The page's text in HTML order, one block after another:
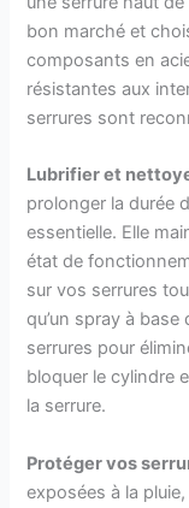
bon marché et
composants en
résistantes aux
serrures sont
Lubrifier et
prolonger la durée
essentielle. Elle
état de
sur vos serrures
qu’un spray à
serrures pour
bloquer le cylindre
la serrure.
Protéger vos
exposées à la